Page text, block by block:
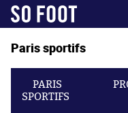
Paris sportifs
PARIS
SPORTIFS